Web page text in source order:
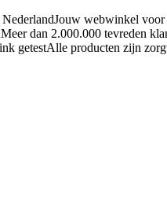
Jouw webwinkel voor
Meer dan 2.000.000 tevreden
Alle producten zijn